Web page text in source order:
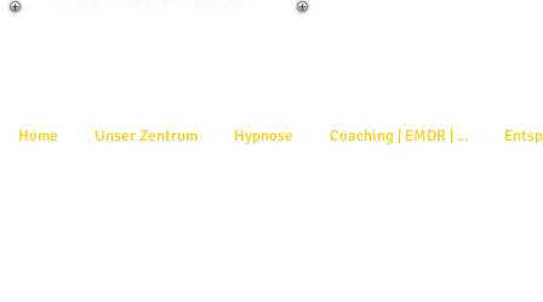
Home Unser Zentrum Hypnose Coaching | EMDR | ...